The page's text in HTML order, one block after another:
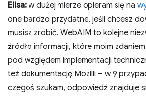
Elisa: w dużej mierze opieram się na
one bardzo przydatne, jeśli chcesz
musisz zrobić. WebAIM to kolejne
źródło informacji, które moim
pod względem implementacji
też dokumentację Mozilli – w 9
czegoś szukam, odpowiedź znajduje